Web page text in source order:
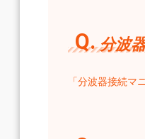
分波
「分波器接続マ